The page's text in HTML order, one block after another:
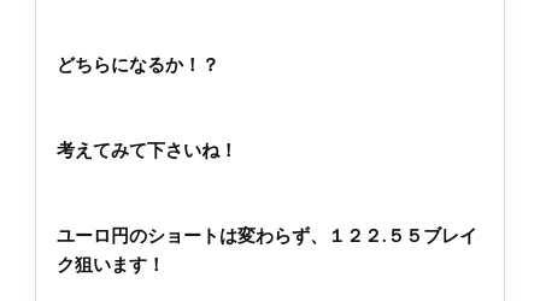
どちらになるか！？
考えてみて下さいね！
ユーロ円のショートは変わらず、１２２.５５ブレイ
ク狙います！